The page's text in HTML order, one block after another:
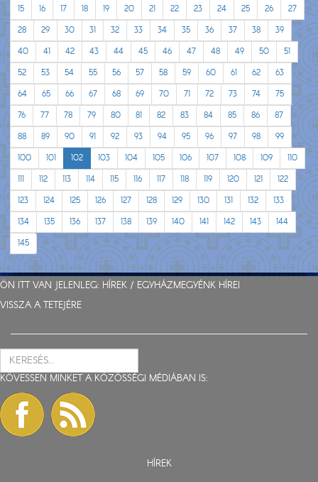
15
16 17 18 19 20 21 22 23 24 25 26
27
28
29 30 31 32 33 34 35 36 37 38
39
40
41 42 43 44 45 46 47 48 49 50
51
52
53 54 55 56 57 58 59 60 61 62
63
64
65 66 67 68 69 70 71 72 73 74
75
76
77 78 79 80 81 82 83 84 85 86
87
88
89 90 91 92 93 94 95 96 97 98
99
100
101 102 103 104 105 106 107 108 109
110
111
112 113 114 115 116 117 118 119 120 121
122
123
124 125 126 127 128 129 130 131 132
133
134
135 136 137 138 139 140 141 142 143
144
145
ÖN ITT VAN JELENLEG: HÍREK / EGYHÁZMEGYÉNK HÍREI
VISSZA A TETEJÉRE
KÖVESSEN MINKET A KÖZÖSSÉGI MÉDIÁBAN IS:
HÍREK